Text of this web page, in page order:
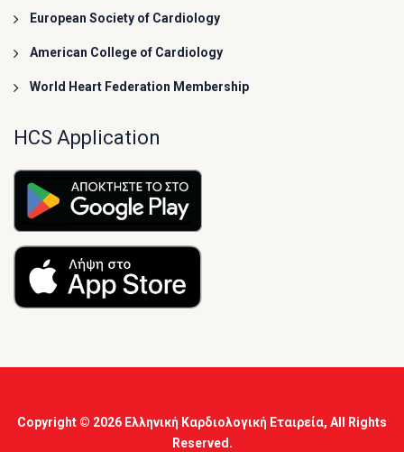
European Society of Cardiology
American College of Cardiology
World Heart Federation Membership
HCS Application
Copyright © 2026 Ελληνική Καρδιολογική Εταιρεία, All Rights
Reserved.